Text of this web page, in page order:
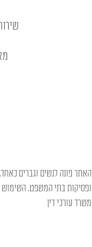
האתר פונה לנשים וגברים
ופסיקות בתי המשפט. השימוש
משרד עורכי דין